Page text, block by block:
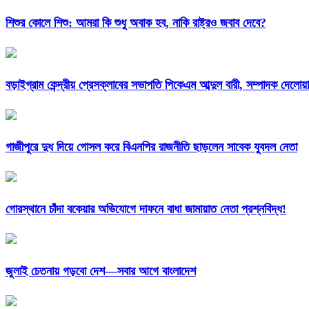
শিশুর কোলে শিশু: আমরা কি শুধু অবাক হব, নাকি রাষ্ট্রও জবাব দেবে?
বড়াইগ্রাম কেন্দ্রীয় প্রেসক্লাবের সভাপতি পিকেএম আব্দুল বারী, সম্পাদক
গাজীপুরে দুধ দিয়ে গোসল করে বিএনপির রাজনীতি ছাড়লেন সাবেক যুবদল নেতা
গোরস্থানে চাঁদা বকেয়ার অভিযোগে দাফনে বাধা জামায়াত নেতা প্রশ্নবিদ্ধ!
জুলাই চেতনায় গড়বো দেশ—সবার আগে বাংলাদেশ